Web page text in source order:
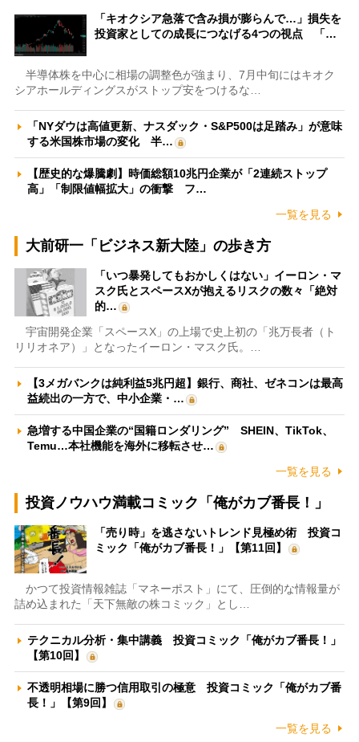
「キオクシア急落で含み損が膨らんで…」損失を
投資家としての成長につなげる4つの視点 「…
半導体株を中心に相場の調整色が強まり、7月中旬にはキオク
シアホールディングスがストップ安をつけるな…
「NYダウは高値更新、ナスダック・S&P500は足踏み」が意味
する米国株市場の変化 半…
【歴史的な爆騰劇】時価総額10兆円企業が「2連続ストップ
高」「制限値幅拡大」の衝撃 フ…
一覧を見る
大前研一「ビジネス新大陸」の歩き方
「いつ暴発してもおかしくはない」イーロン・マ
スク氏とスペースXが抱えるリスクの数々「絶対
的…
宇宙開発企業「スペースX」の上場で史上初の「兆万長者（ト
リリオネア）」となったイーロン・マスク氏。…
【3メガバンクは純利益5兆円超】銀行、商社、ゼネコンは最高
益続出の一方で、中小企業・…
急増する中国企業の“国籍ロンダリング” SHEIN、TikTok、
Temu…本社機能を海外に移転させ…
一覧を見る
投資ノウハウ満載コミック「俺がカブ番長！」
「売り時」を逃さないトレンド見極め術 投資コ
ミック「俺がカブ番長！」【第11回】
かつて投資情報雑誌「マネーポスト」にて、圧倒的な情報量が
詰め込まれた「天下無敵の株コミック」とし…
テクニカル分析・集中講義 投資コミック「俺がカブ番長！」
【第10回】
不透明相場に勝つ信用取引の極意 投資コミック「俺がカブ番
長！」【第9回】
一覧を見る